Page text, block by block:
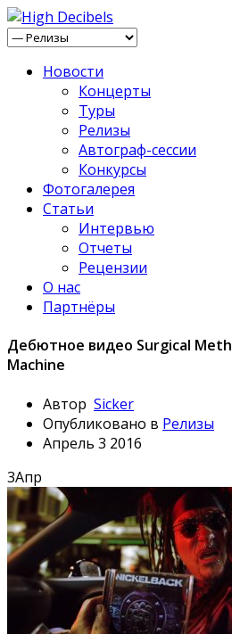
Новости
Концерты
Туры
Релизы
Автограф-сессии
Конкурсы
Фотогалерея
Статьи
Интервью
Отчеты
Рецензии
О нас
Партнёры
Дебютное видео Surgical Meth
Machine
Автор Sicker
Опубликовано в Релизы
Апрель 3 2016
3Апр